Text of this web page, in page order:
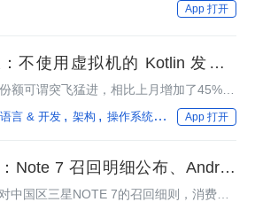
App 打开
不使用虚拟机的 Kotlin 发布、
额可谓突飞猛进，相比上月增加了45%，
4.9%。市场研究公司预测今年Android全
个百分点至90%。本期周报为大家带来了
语言 & 开发 架构 操作系统 编程语言
App 打开
Note 7 召回明细公布、Android
中国区三星NOTE 7的召回细则，消费者